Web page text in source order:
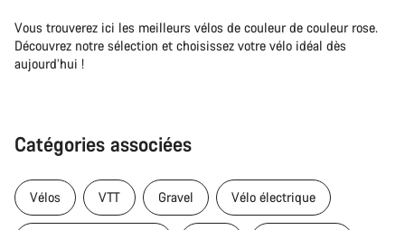
Vous trouverez ici les meilleurs vélos de couleur de couleur rose.
Découvrez notre sélection et choisissez votre vélo idéal dès
aujourd’hui !
Catégories associées
Vélos VTT Gravel Vélo électrique